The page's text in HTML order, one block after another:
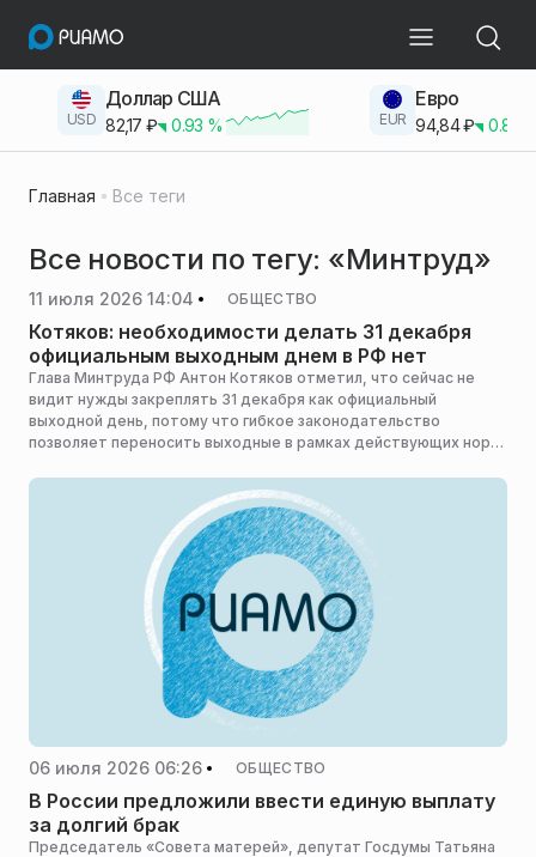
USD
Доллар США
82,17 ₽ 0.93 % EUR
Евро
94,84₽ 0.83
Главная Все теги
Все новости по тегу: «Минтруд»
11 июля 2026 14:04 ОБЩЕСТВО
Котяков: необходимости делать 31 декабря
официальным выходным днем в РФ нет
Глава Минтруда РФ Антон Котяков отметил, что сейчас не
видит нужды закреплять 31 декабря как официальный
выходной день, потому что гибкое законодательство
позволяет переносить выходные в рамках действующих норм,
06 июля 2026 06:26 ОБЩЕСТВО
В России предложили ввести единую выплату
за долгий брак
Председатель «Совета матерей», депутат Госдумы Татьяна